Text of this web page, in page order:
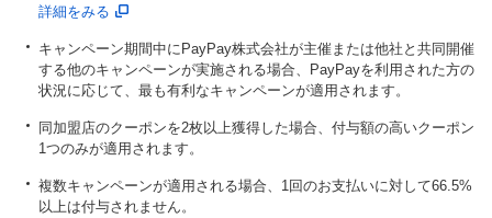
詳細をみる
キャンペーン期間中にPayPay株式会社が主催または他社と共同開催
する他のキャンペーンが実施される場合、PayPayを利用された方の
状況に応じて、最も有利なキャンペーンが適用されます。
同加盟店のクーポンを2枚以上獲得した場合、付与額の高いクーポン
1つのみが適用されます。
複数キャンペーンが適用される場合、1回のお支払いに対して66.5%
以上は付与されません。